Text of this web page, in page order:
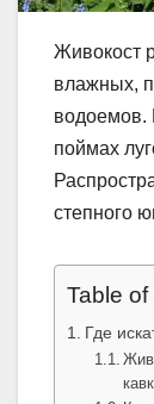
Живокост
влажных,
водоемов.
поймах
степного
Table
Где